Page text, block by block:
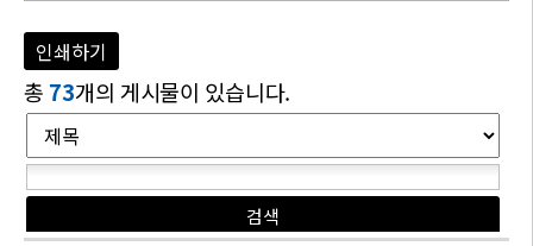
인쇄하기
총 73개의 게시물이 있습니다.